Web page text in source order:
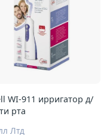
WI-911 ирригатор д/
рта
Лтд